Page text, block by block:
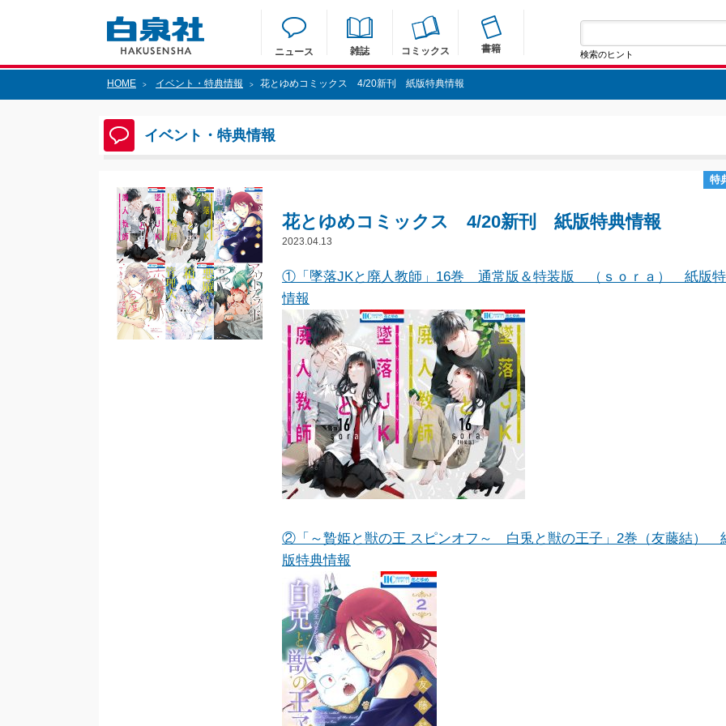
ニュース 雑誌 コミックス 書籍 検索のヒント
HOME > イベント・特典情報 > 花とゆめコミックス 4/20新刊 紙版特典情報
イベント・特典情報
特
花とゆめコミックス 4/20新刊 紙版特典情報
2023.04.13
①「墜落JKと廃人教師」16巻 通常版＆特装版 （ｓｏｒａ） 紙版
情報
②「～贄姫と獣の王 スピンオフ～ 白兎と獣の王子」2巻（友藤結）
版特典情報